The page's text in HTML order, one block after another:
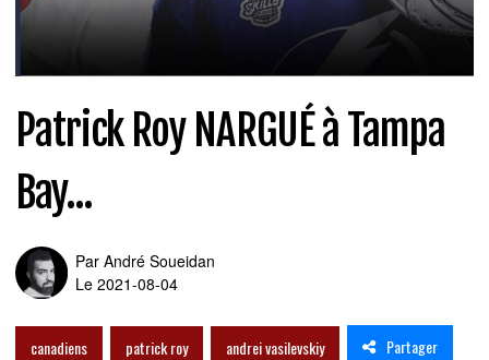
Patrick Roy NARGUÉ à Tampa
Bay...
Par André Soueidan
Le 2021-08-04
canadiens patrick roy andrei vasilevskiy Partager